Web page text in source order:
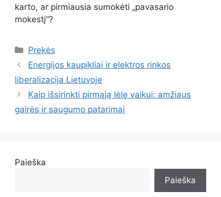
karto, ar pirmiausia sumokėti „pavasario
mokestį”?
Kategorijos
Prekės
Energijos kaupikliai ir elektros rinkos
liberalizacija Lietuvoje
Kaip išsirinkti pirmąją lėlę vaikui: amžiaus
gairės ir saugumo patarimai
Paieška
Paieška